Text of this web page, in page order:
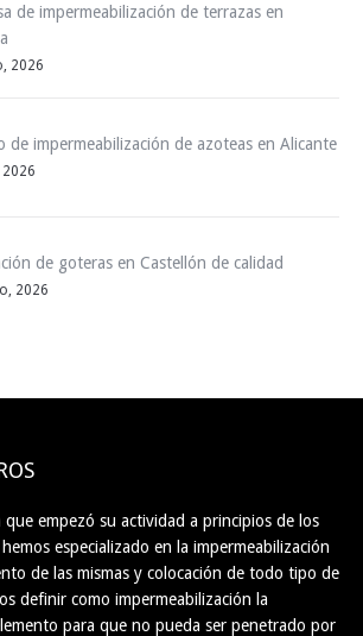
de impermeabilización de terrazas en
2026
de impermeabilización de azoteas en Alicante
de goteras en Castellón de calidad
2026
que empezó su actividad a principios de los
especializado en la impermeabilización
de las mismas y colocación de todo tipo de
definir como impermeabilización la
para que no pueda ser penetrado por